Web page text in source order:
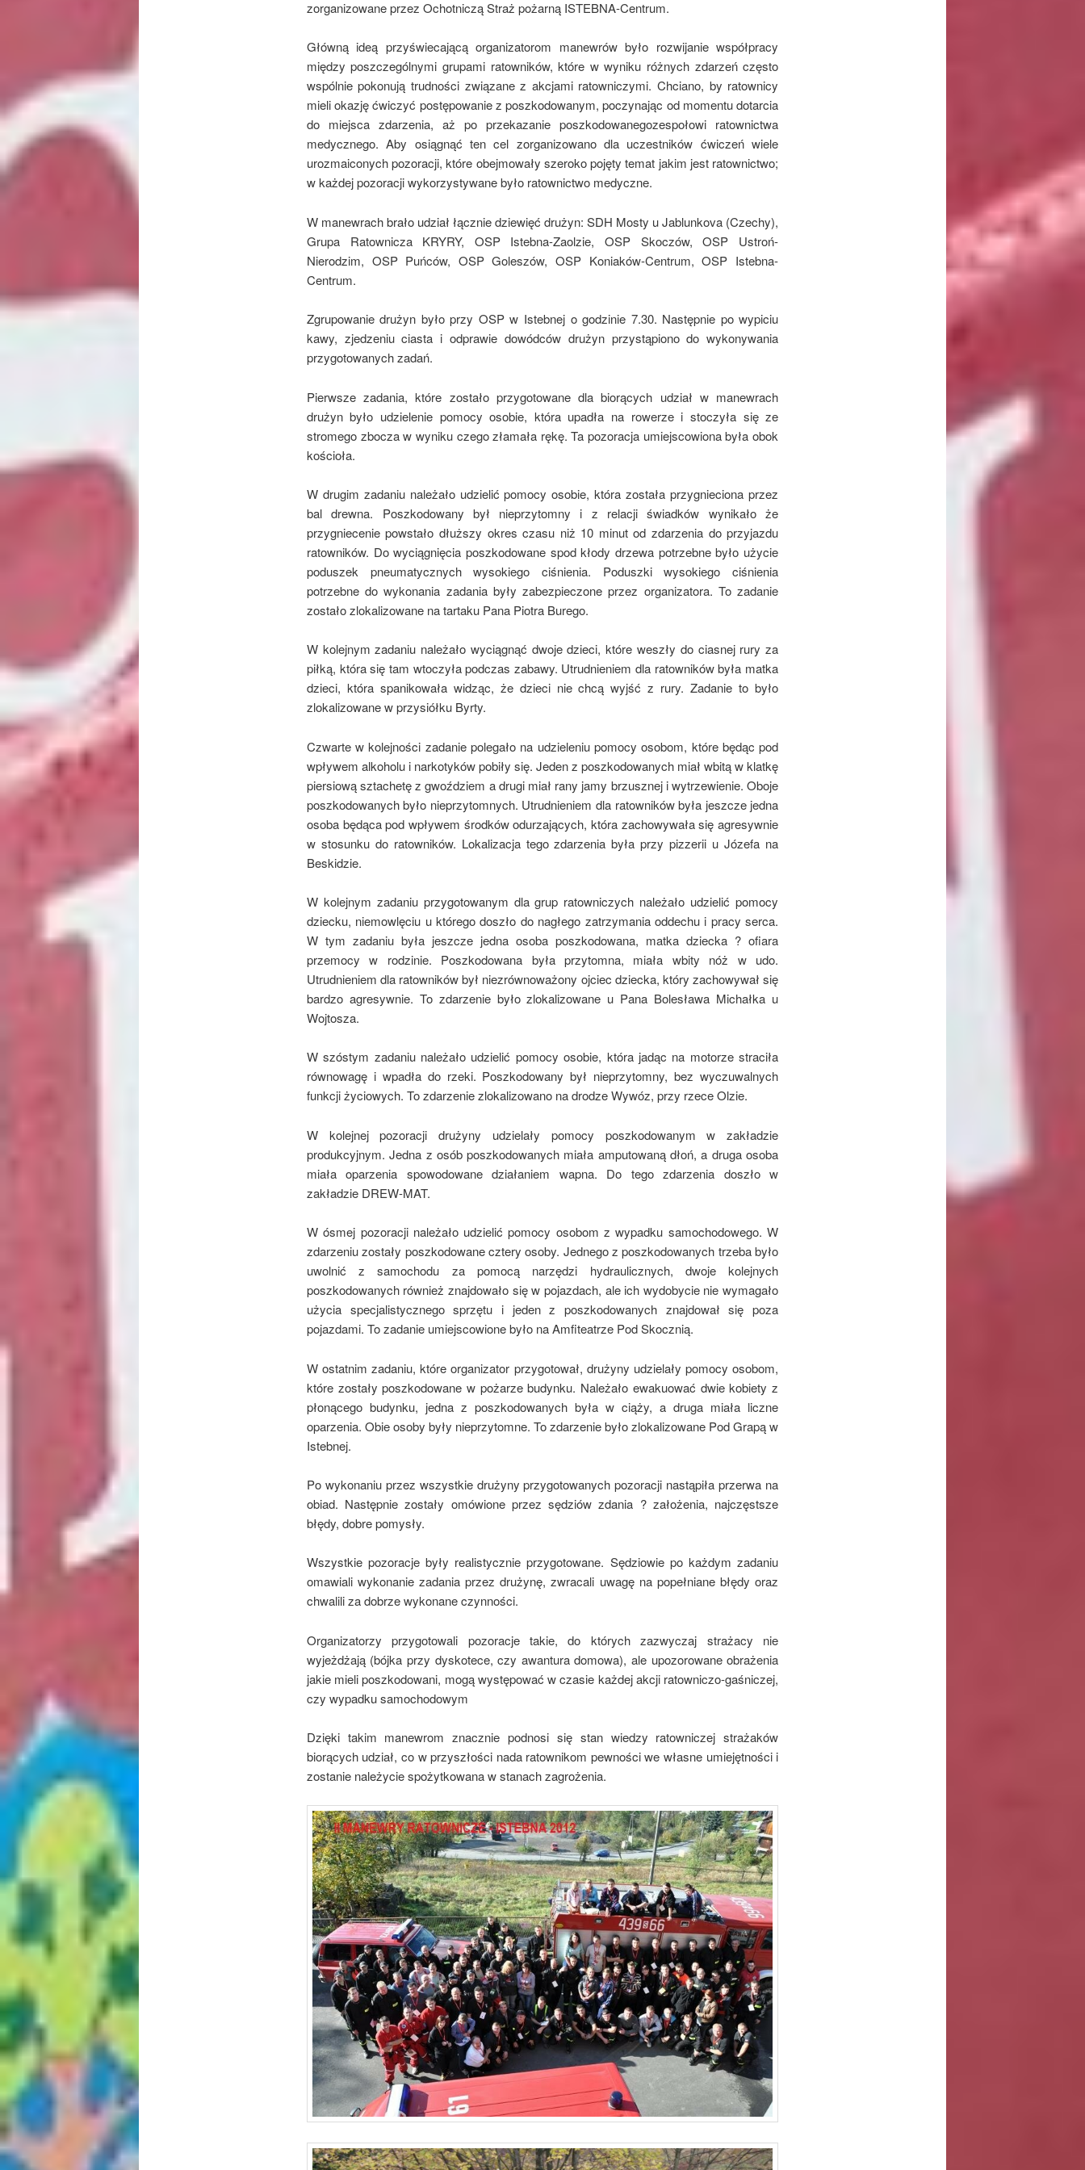
zorganizowane przez Ochotniczą Straż pożarną ISTEBNA-Centrum.
Główną ideą przyświecającą organizatorom manewrów było rozwijanie współpracy
między poszczególnymi grupami ratowników, które w wyniku różnych zdarzeń często
wspólnie pokonują trudności związane z akcjami ratowniczymi. Chciano, by ratownicy
mieli okazję ćwiczyć postępowanie z poszkodowanym, poczynając od momentu dotarcia
do miejsca zdarzenia, aż po przekazanie poszkodowanegozespołowi ratownictwa
medycznego. Aby osiągnąć ten cel zorganizowano dla uczestników ćwiczeń wiele
urozmaiconych pozoracji, które obejmowały szeroko pojęty temat jakim jest ratownictwo;
w każdej pozoracji wykorzystywane było ratownictwo medyczne.
W manewrach brało udział łącznie dziewięć drużyn: SDH Mosty u Jablunkova (Czechy),
Grupa Ratownicza KRYRY, OSP Istebna-Zaolzie, OSP Skoczów, OSP Ustroń-
Nierodzim, OSP Puńców, OSP Goleszów, OSP Koniaków-Centrum, OSP Istebna-
Centrum.
Zgrupowanie drużyn było przy OSP w Istebnej o godzinie 7.30. Następnie po wypiciu
kawy, zjedzeniu ciasta i odprawie dowódców drużyn przystąpiono do wykonywania
przygotowanych zadań.
Pierwsze zadania, które zostało przygotowane dla biorących udział w manewrach
drużyn było udzielenie pomocy osobie, która upadła na rowerze i stoczyła się ze
stromego zbocza w wyniku czego złamała rękę. Ta pozoracja umiejscowiona była obok
kościoła.
W drugim zadaniu należało udzielić pomocy osobie, która została przygnieciona przez
bal drewna. Poszkodowany był nieprzytomny i z relacji świadków wynikało że
przygniecenie powstało dłuższy okres czasu niż 10 minut od zdarzenia do przyjazdu
ratowników. Do wyciągnięcia poszkodowane spod kłody drzewa potrzebne było użycie
poduszek pneumatycznych wysokiego ciśnienia. Poduszki wysokiego ciśnienia
potrzebne do wykonania zadania były zabezpieczone przez organizatora. To zadanie
zostało zlokalizowane na tartaku Pana Piotra Burego.
W kolejnym zadaniu należało wyciągnąć dwoje dzieci, które weszły do ciasnej rury za
piłką, która się tam wtoczyła podczas zabawy. Utrudnieniem dla ratowników była matka
dzieci, która spanikowała widząc, że dzieci nie chcą wyjść z rury. Zadanie to było
zlokalizowane w przysiółku Byrty.
Czwarte w kolejności zadanie polegało na udzieleniu pomocy osobom, które będąc pod
wpływem alkoholu i narkotyków pobiły się. Jeden z poszkodowanych miał wbitą w klatkę
piersiową sztachetę z gwoździem a drugi miał rany jamy brzusznej i wytrzewienie. Oboje
poszkodowanych było nieprzytomnych. Utrudnieniem dla ratowników była jeszcze jedna
osoba będąca pod wpływem środków odurzających, która zachowywała się agresywnie
w stosunku do ratowników. Lokalizacja tego zdarzenia była przy pizzerii u Józefa na
Beskidzie.
W kolejnym zadaniu przygotowanym dla grup ratowniczych należało udzielić pomocy
dziecku, niemowlęciu u którego doszło do nagłego zatrzymania oddechu i pracy serca.
W tym zadaniu była jeszcze jedna osoba poszkodowana, matka dziecka ? ofiara
przemocy w rodzinie. Poszkodowana była przytomna, miała wbity nóż w udo.
Utrudnieniem dla ratowników był niezrównoważony ojciec dziecka, który zachowywał się
bardzo agresywnie. To zdarzenie było zlokalizowane u Pana Bolesława Michałka u
Wojtosza.
W szóstym zadaniu należało udzielić pomocy osobie, która jadąc na motorze straciła
równowagę i wpadła do rzeki. Poszkodowany był nieprzytomny, bez wyczuwalnych
funkcji życiowych. To zdarzenie zlokalizowano na drodze Wywóz, przy rzece Olzie.
W kolejnej pozoracji drużyny udzielały pomocy poszkodowanym w zakładzie
produkcyjnym. Jedna z osób poszkodowanych miała amputowaną dłoń, a druga osoba
miała oparzenia spowodowane działaniem wapna. Do tego zdarzenia doszło w
zakładzie DREW-MAT.
W ósmej pozoracji należało udzielić pomocy osobom z wypadku samochodowego. W
zdarzeniu zostały poszkodowane cztery osoby. Jednego z poszkodowanych trzeba było
uwolnić z samochodu za pomocą narzędzi hydraulicznych, dwoje kolejnych
poszkodowanych również znajdowało się w pojazdach, ale ich wydobycie nie wymagało
użycia specjalistycznego sprzętu i jeden z poszkodowanych znajdował się poza
pojazdami. To zadanie umiejscowione było na Amfiteatrze Pod Skocznią.
W ostatnim zadaniu, które organizator przygotował, drużyny udzielały pomocy osobom,
które zostały poszkodowane w pożarze budynku. Należało ewakuować dwie kobiety z
płonącego budynku, jedna z poszkodowanych była w ciąży, a druga miała liczne
oparzenia. Obie osoby były nieprzytomne. To zdarzenie było zlokalizowane Pod Grapą w
Istebnej.
Po wykonaniu przez wszystkie drużyny przygotowanych pozoracji nastąpiła przerwa na
obiad. Następnie zostały omówione przez sędziów zdania ? założenia, najczęstsze
błędy, dobre pomysły.
Wszystkie pozoracje były realistycznie przygotowane. Sędziowie po każdym zadaniu
omawiali wykonanie zadania przez drużynę, zwracali uwagę na popełniane błędy oraz
chwalili za dobrze wykonane czynności.
Organizatorzy przygotowali pozoracje takie, do których zazwyczaj strażacy nie
wyjeżdżają (bójka przy dyskotece, czy awantura domowa), ale upozorowane obrażenia
jakie mieli poszkodowani, mogą występować w czasie każdej akcji ratowniczo-gaśniczej,
czy wypadku samochodowym
Dzięki takim manewrom znacznie podnosi się stan wiedzy ratowniczej strażaków
biorących udział, co w przyszłości nada ratownikom pewności we własne umiejętności i
zostanie należycie spożytkowana w stanach zagrożenia.